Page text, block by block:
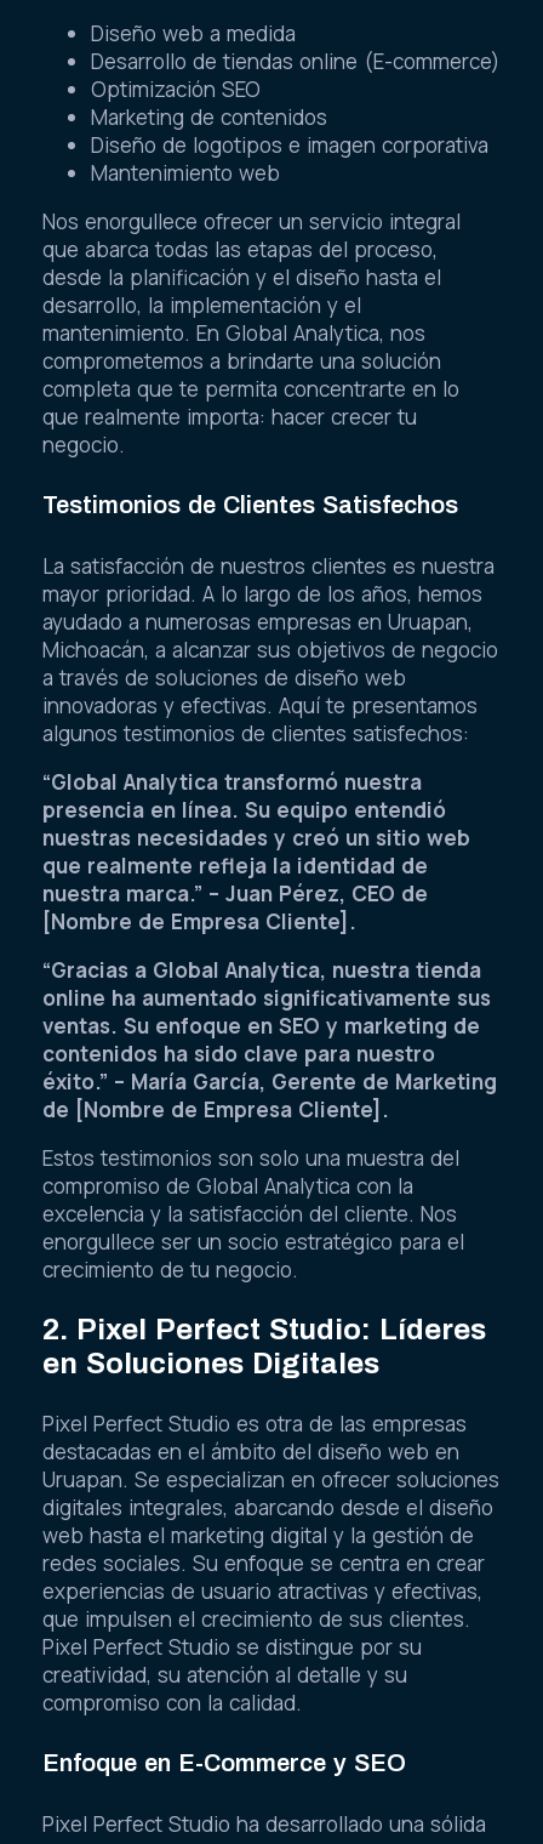
Diseño web a medida
Desarrollo de tiendas online (E-commerce)
Optimización SEO
Marketing de contenidos
Diseño de logotipos e imagen corporativa
Mantenimiento web
Nos enorgullece ofrecer un servicio integral
que abarca todas las etapas del proceso,
desde la planificación y el diseño hasta el
desarrollo, la implementación y el
mantenimiento. En Global Analytica, nos
comprometemos a brindarte una solución
completa que te permita concentrarte en lo
que realmente importa: hacer crecer tu
negocio.
Testimonios de Clientes Satisfechos
La satisfacción de nuestros clientes es nuestra
mayor prioridad. A lo largo de los años, hemos
ayudado a numerosas empresas en Uruapan,
Michoacán, a alcanzar sus objetivos de negocio
a través de soluciones de diseño web
innovadoras y efectivas. Aquí te presentamos
algunos testimonios de clientes satisfechos:
“Global Analytica transformó nuestra
presencia en línea. Su equipo entendió
nuestras necesidades y creó un sitio web
que realmente refleja la identidad de
nuestra marca.” – Juan Pérez, CEO de
[Nombre de Empresa Cliente].
“Gracias a Global Analytica, nuestra tienda
online ha aumentado significativamente sus
ventas. Su enfoque en SEO y marketing de
contenidos ha sido clave para nuestro
éxito.” – María García, Gerente de Marketing
de [Nombre de Empresa Cliente].
Estos testimonios son solo una muestra del
compromiso de Global Analytica con la
excelencia y la satisfacción del cliente. Nos
enorgullece ser un socio estratégico para el
crecimiento de tu negocio.
2. Pixel Perfect Studio: Líderes
en Soluciones Digitales
Pixel Perfect Studio es otra de las empresas
destacadas en el ámbito del diseño web en
Uruapan. Se especializan en ofrecer soluciones
digitales integrales, abarcando desde el diseño
web hasta el marketing digital y la gestión de
redes sociales. Su enfoque se centra en crear
experiencias de usuario atractivas y efectivas,
que impulsen el crecimiento de sus clientes.
Pixel Perfect Studio se distingue por su
creatividad, su atención al detalle y su
compromiso con la calidad.
Enfoque en E-Commerce y SEO
Pixel Perfect Studio ha desarrollado una sólida